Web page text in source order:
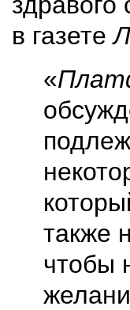
в газете
«
также
чтобы